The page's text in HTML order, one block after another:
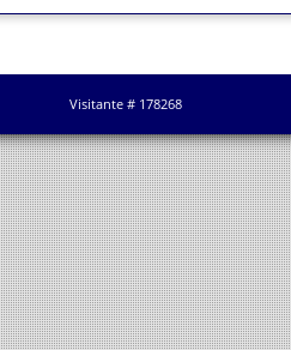
Visitante # 178268